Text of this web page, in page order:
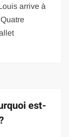
arrive à
est-